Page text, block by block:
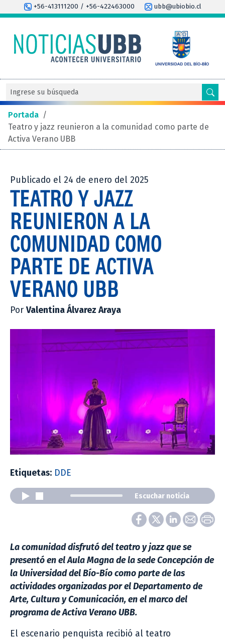
+56-413111200 / +56-422463000 ubb@ubiobio.cl
Portada /
Teatro y jazz reunieron a la comunidad como parte de
Activa Verano UBB
Publicado el 24 de enero del 2025
TEATRO Y JAZZ
REUNIERON A LA
COMUNIDAD COMO
PARTE DE ACTIVA
VERANO UBB
PorValentina Álvarez Araya
Etiquetas: DDE
Escuchar noticia
La comunidad disfrutó del teatro y jazz que se
presentó en el Aula Magna de la sede Concepción de
la Universidad del Bío-Bío como parte de las
actividades organizadas por el Departamento de
Arte, Cultura y Comunicación, en el marco del
programa de Activa Verano UBB.
El escenario penquista recibió al teatro